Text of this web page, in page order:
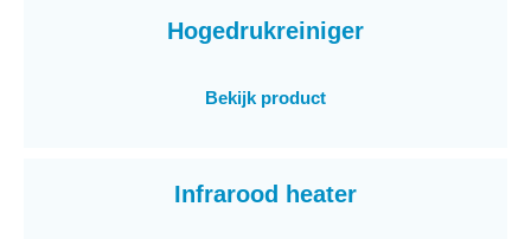
Hogedrukreiniger
Bekijk product
Infrarood heater